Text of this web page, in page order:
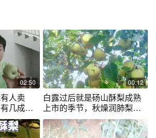
02:50
人卖
几成
00:12
白露过后就是砀山酥梨成熟
上市的季节，秋燥润肺梨为
先。